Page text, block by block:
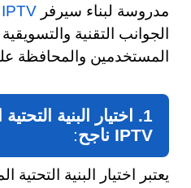
مدروسة لبناء سيرفر IPTV
الجوانب التقنية
المستخدمين والمحافظة
1. اختيار البنية
IPTV ناجح
:
يعتبر اختيار البنية التحتية